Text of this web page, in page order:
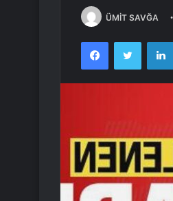
ÜMİT SAVĞA
FacebookTwitter